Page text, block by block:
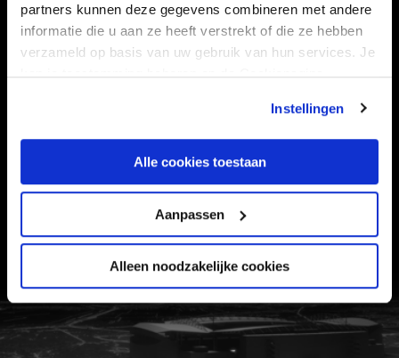
partners kunnen deze gegevens combineren met andere
informatie die u aan ze heeft verstrekt of die ze hebben
verzameld op basis van uw gebruik van hun services. Je
kan je toestemming beheren op de Cookiepagina.
Instellingen
Alle cookies toestaan
Aanpassen
Alleen noodzakelijke cookies
STADION
SUPPORTERS
BUSINESS
VEELGESTELDE VRAGEN
CONTACT
FC Utrecht<br>vanuit<br>het